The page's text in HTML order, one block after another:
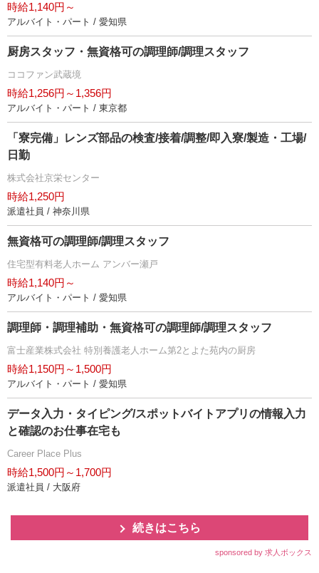
時給1,140円～
アルバイト・パート / 愛知県
厨房スタッフ・無資格可の調理師/調理スタッフ
ココファン武蔵境
時給1,256円～1,356円
アルバイト・パート / 東京都
「寮完備」レンズ部品の検査/接着/調整/即入寮/製造・工場/
日勤
株式会社京栄センター
時給1,250円
派遣社員 / 神奈川県
無資格可の調理師/調理スタッフ
住宅型有料老人ホーム アンバー瀬戸
時給1,140円～
アルバイト・パート / 愛知県
調理師・調理補助・無資格可の調理師/調理スタッフ
富士産業株式会社 特別養護老人ホーム第2とよた苑内の厨房
時給1,150円～1,500円
アルバイト・パート / 愛知県
データ入力・タイピング/スポットバイトアプリの情報入力
と確認のお仕事在宅も
Career Place Plus
時給1,500円～1,700円
派遣社員 / 大阪府
続きはこちら
sponsored by 求人ボックス